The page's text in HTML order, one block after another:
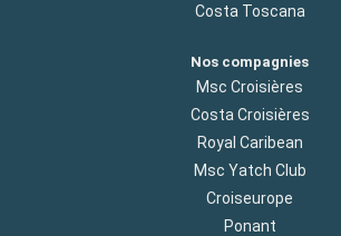
Costa Toscana
Nos compagnies
Msc Croisières
Costa Croisières
Royal Caribean
Msc Yatch Club
Croiseurope
Ponant